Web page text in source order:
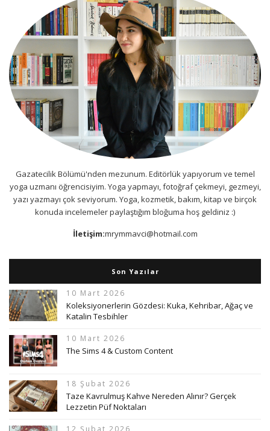
Gazatecilik Bölümü'nden mezunum. Editörlük yapıyorum ve temel
yoga uzmanı öğrencisiyim. Yoga yapmayı, fotoğraf çekmeyi, gezmeyi,
yazı yazmayı çok seviyorum. Yoga, kozmetik, bakım, kitap ve birçok
konuda incelemeler paylaştığım bloğuma hoş geldiniz :)
İletişim:mrymmavci@hotmail.com
Son Yazılar
10 Mart 2026
Koleksiyonerlerin Gözdesi: Kuka, Kehribar, Ağaç ve
Katalin Tesbihler
10 Mart 2026
The Sims 4 & Custom Content
18 Şubat 2026
Taze Kavrulmuş Kahve Nereden Alınır? Gerçek
Lezzetin Püf Noktaları
12 Şubat 2026